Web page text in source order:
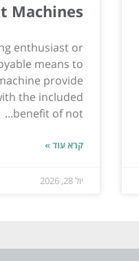
Machines
enthusiast or
means to
provide
the included
benefit of not...
קרא עוד »
יול 28, 2026